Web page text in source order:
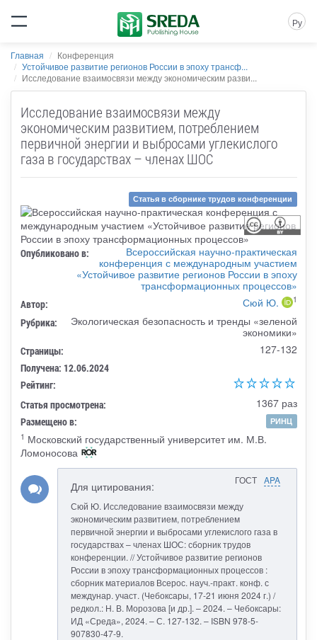
Ру
Главная
Конференция
Устойчивое развитие регионов России в эпоху трансф...
Исследование взаимосвязи между экономическим разви...
Исследование взаимосвязи между
экономическим развитием, потреблением
первичной энергии и выбросами углекислого
газа в государствах – членах ШОС
Статья в сборнике трудов конференции
Опубликовано в:
Всероссийская научно-практическая
конференция с международным участием
«Устойчивое развитие регионов России в эпоху
трансформационных процессов»
Автор: Сюй Ю. 1
Рубрика:
Экологическая безопасность и тренды «зеленой
экономики»
Страницы: 127-132
Получена: 12.06.2024
Рейтинг:
Статья просмотрена:
1367 раз
Размещено в:
РИНЦ
1 Московский государственный университет им. М.В.
Ломоносова
ГОСТ APA
Для цитирования:
Сюй Ю. Исследование взаимосвязи между
экономическим развитием, потреблением
первичной энергии и выбросами углекислого газа в
государствах – членах ШОС: сборник трудов
конференции. // Устойчивое развитие регионов
России в эпоху трансформационных процессов :
сборник материалов Всерос. науч.-практ. конф. с
междунар. участ. (Чебоксары, 17-21 июня 2024 г.) /
редкол.: Н. В. Морозова [и др.]. – 2024. – Чебоксары:
ИД «Среда», 2024. – С. 127-132. – ISBN 978-5-
907830-47-9.